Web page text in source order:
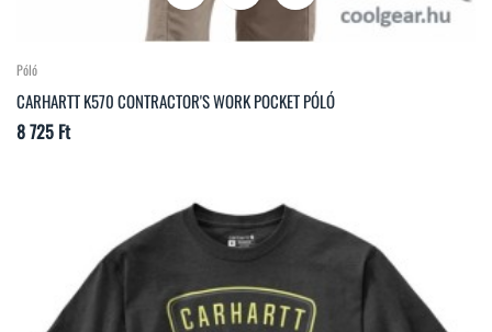
Póló
CARHARTT K570 CONTRACTOR'S WORK POCKET PÓLÓ
Ár
8 725 Ft